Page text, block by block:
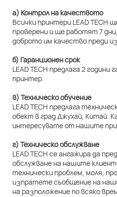
а) Контрол на качеството
Всички принтери LEAD TECH
проверени и ще работят 7
доброто им качество преди
б) Гаранционен срок
LEAD TECH предлага 2 години
принтер.
в) Техническо обучение
LEAD TECH предлага
обект в град Джухай, Китай.
интересувате от нашите
г) Техническо обслужване
LEAD TECH се ангажира да
обслужване на нашите
технически проблем, моля,
изпратете съобщение на
на разположение по всяко